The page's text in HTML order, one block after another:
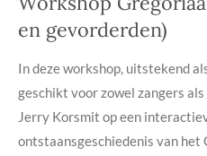
en gevorderden)
In deze workshop, uitstekend
geschikt voor zowel zangers
Jerry Korsmit op een
ontstaansgeschiedenis van het